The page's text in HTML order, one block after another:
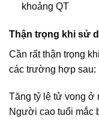
khoảng QT
Thận trọng khi sử
Cần rất thận trọng
các trường hợp sau:
Tăng tỷ lệ tử vong ở
Người cao tuổi mắc